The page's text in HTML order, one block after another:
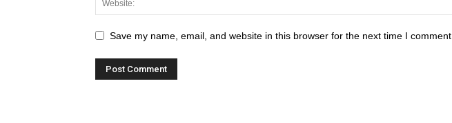
Save my name, email, and website in this browser for the next time I comment.